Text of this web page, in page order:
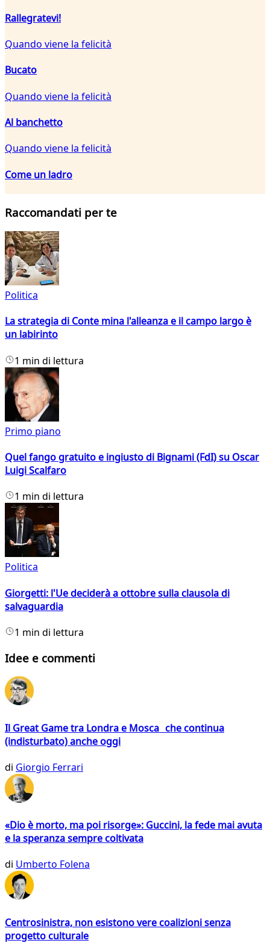
Rallegratevi!
Quando viene la felicità
Bucato
Quando viene la felicità
Al banchetto
Quando viene la felicità
Come un ladro
Raccomandati per te
Politica
La strategia di Conte mina l'alleanza e il campo largo è
un labirinto
1 min di lettura
Primo piano
Quel fango gratuito e ingiusto di Bignami (FdI) su Oscar
Luigi Scalfaro
1 min di lettura
Politica
Giorgetti: l'Ue deciderà a ottobre sulla clausola di
salvaguardia
1 min di lettura
Idee e commenti
Il Great Game tra Londra e Mosca che continua
(indisturbato) anche oggi
di Giorgio Ferrari
«Dio è morto, ma poi risorge»: Guccini, la fede mai avuta
e la speranza sempre coltivata
di Umberto Folena
Centrosinistra, non esistono vere coalizioni senza
progetto culturale